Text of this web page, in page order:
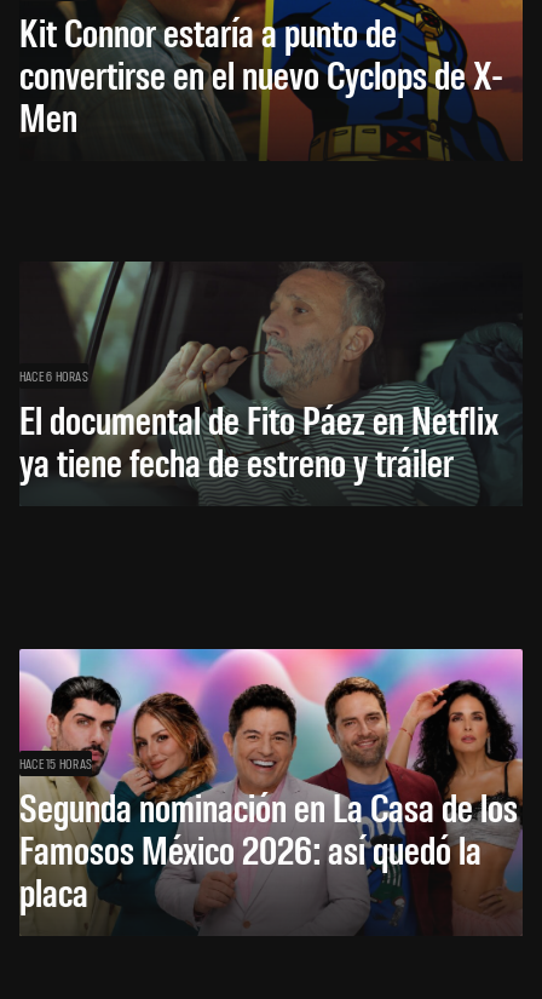
Kit Connor estaría a punto de
convertirse en el nuevo Cyclops de X-
Men
HACE 6 HORAS
El documental de Fito Páez en Netflix
ya tiene fecha de estreno y tráiler
HACE 15 HORAS
Segunda nominación en La Casa de los
Famosos México 2026: así quedó la
placa